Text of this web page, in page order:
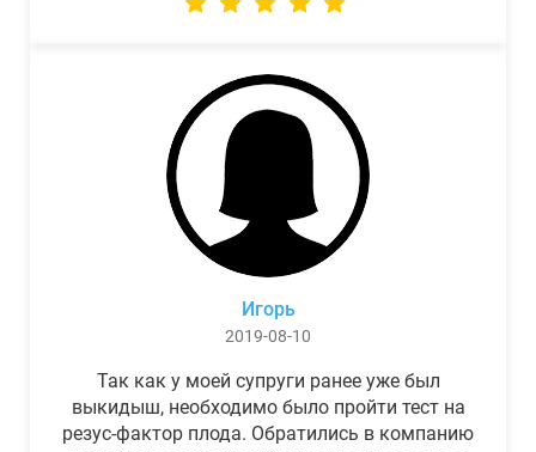
Игорь
2019-08-10
Так как у моей супруги ранее уже был
выкидыш, необходимо было пройти тест на
резус-фактор плода. Обратились в компанию